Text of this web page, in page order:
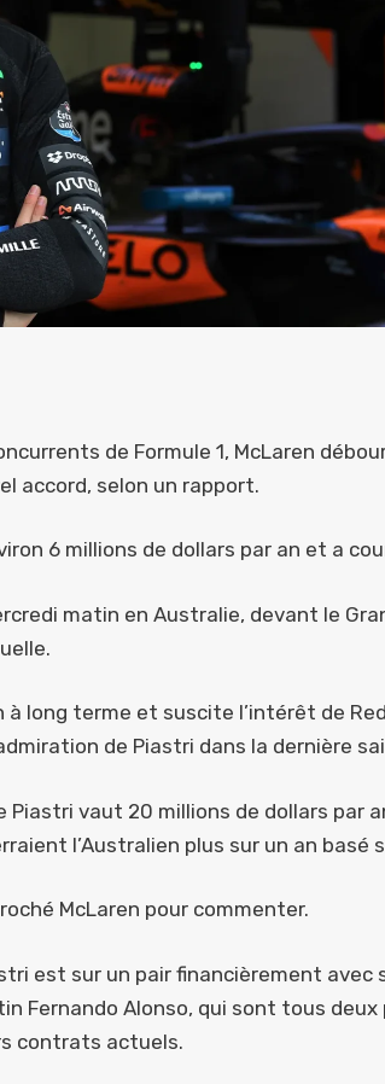
de Formule 1, McLaren
accord, selon un rapport.
6 millions de dollars par an et a
matin en Australie, devant le
à long terme et suscite l’intérêt de
de Piastri dans la dernière
Piastri vaut 20 millions de dollars par
l’Australien plus sur un an basé
McLaren pour commenter.
est sur un pair financièrement avec
Fernando Alonso, qui sont tous
contrats actuels.